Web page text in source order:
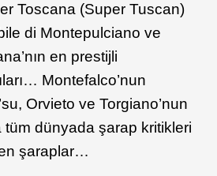
Toscana (Super Tuscan)
di Montepulciano ve
en prestijli
Montefalco’nun
Orvieto ve Torgiano’nun
tüm dünyada şarap kritikleri
şaraplar…